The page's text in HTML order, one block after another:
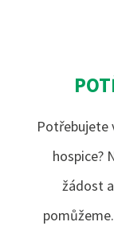
Potřebujete
hospice?
žádost